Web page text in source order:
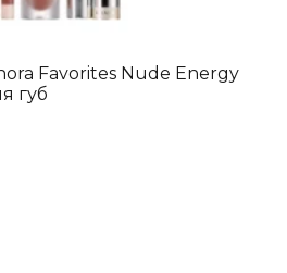
Favorites Nude Energy
губ